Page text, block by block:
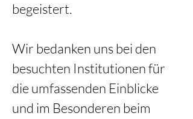
begeistert.
Wir bedanken uns bei den
besuchten Institutionen für
die umfassenden Einblicke
und im Besonderen beim